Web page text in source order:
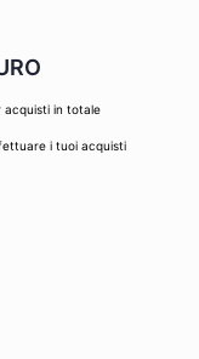
acquisti in totale
i tuoi acquisti